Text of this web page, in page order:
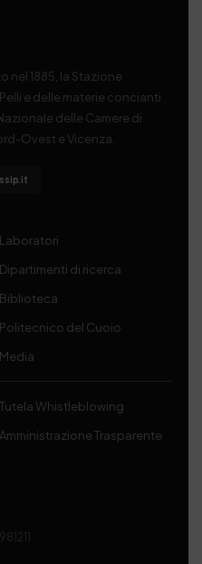
nel 1885, la Stazione
e delle materie concianti
delle Camere di
Ovest e Vicenza.
Laboratori
Dipartimenti di ricerca
Biblioteca
Politecnico del Cuoio
Media
Tutela Whistleblowing
Amministrazione Trasparente